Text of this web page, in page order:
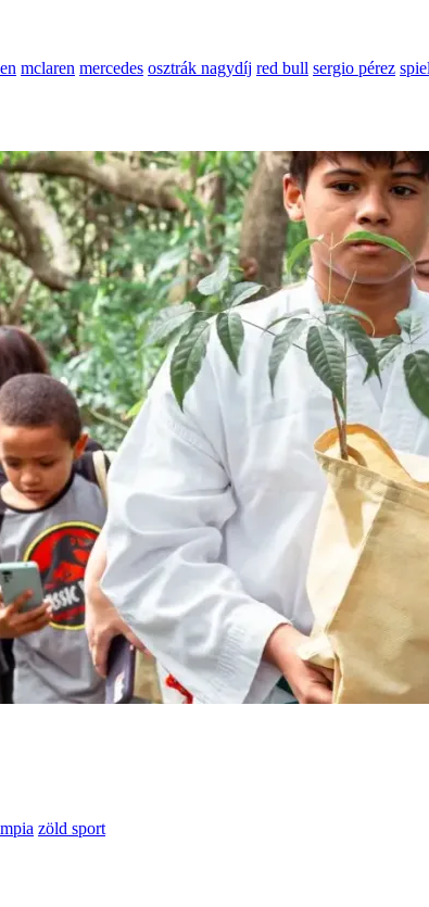
mclaren mercedes osztrák nagydíj red bull sergio pérez
zöld sport